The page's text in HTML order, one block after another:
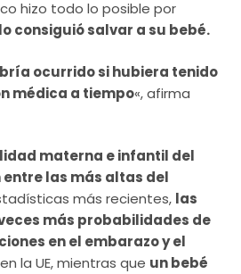
hizo todo lo posible por
consiguió salvar a su bebé.
ocurrido si hubiera tenido
médica a tiempo«, afirma
materna e infantil del
las más altas del
más recientes, las
más probabilidades de
en el embarazo y el
la UE, mientras que un bebé